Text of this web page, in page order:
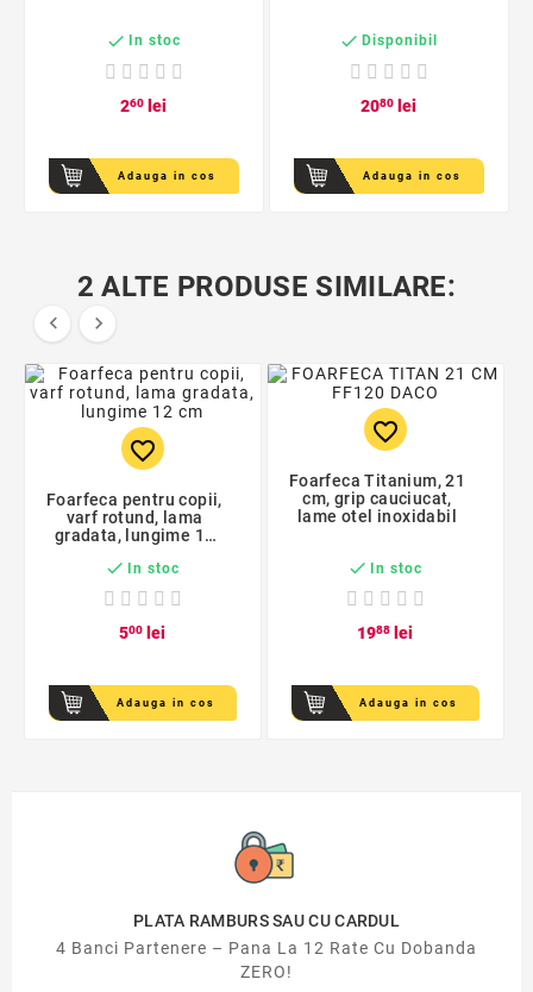
 In stoc
260 lei
Adauga in cos
 Disponibil
2080 lei
Adauga in cos
2 ALTE PRODUSE SIMILARE:
 
favorite_border
Foarfeca pentru copii,
varf rotund, lama
gradata, lungime 12
 In stoc
500 lei
Adauga in cos
favorite_border
Foarfeca Titanium, 21
cm, grip cauciucat,
lame otel inoxidabil
 In stoc
1988 lei
Adauga in cos
PLATA RAMBURS SAU CU CARDUL
4 Banci Partenere – Pana La 12 Rate Cu Dobanda
ZERO!